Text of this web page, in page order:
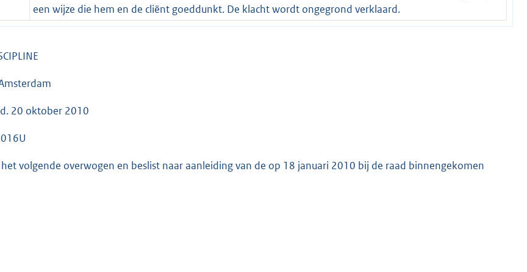
een wijze die hem en de cliënt goeddunkt. De klacht wordt ongegrond verklaard.
20 oktober 2010
volgende overwogen en beslist naar aanleiding van de op 18 januari 2010 bij de raad binnengekomen